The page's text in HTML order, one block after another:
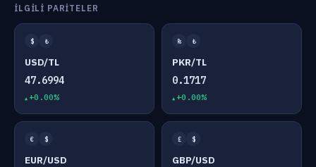
İLGILI PARITELER
$ ₺
USD/TL
47.6994
+0.00%
₨ ₺
PKR/TL
0.1717
+0.00%
€ $
EUR/USD
£ $
GBP/USD